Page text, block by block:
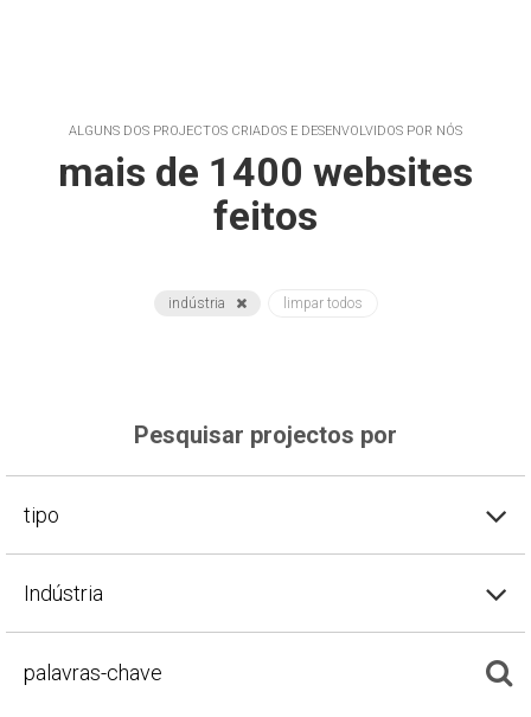
ALGUNS DOS PROJECTOS CRIADOS E DESENVOLVIDOS POR NÓS
mais de 1400 websites
feitos
indústria limpar todos
Pesquisar projectos por
tipo
Indústria